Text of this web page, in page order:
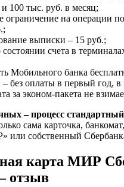
и 100 тыс. руб. в месяц;
ограничение на операции
выписки – 15 руб.;
состоянии счета в
Мобильного банка
без оплаты в первый год,
за эконом-пакета не
– процесс стандартный
сама карточка,
или собственный
карта МИР
отзыв